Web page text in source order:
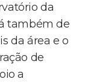
da
também de
da área e o
de
a